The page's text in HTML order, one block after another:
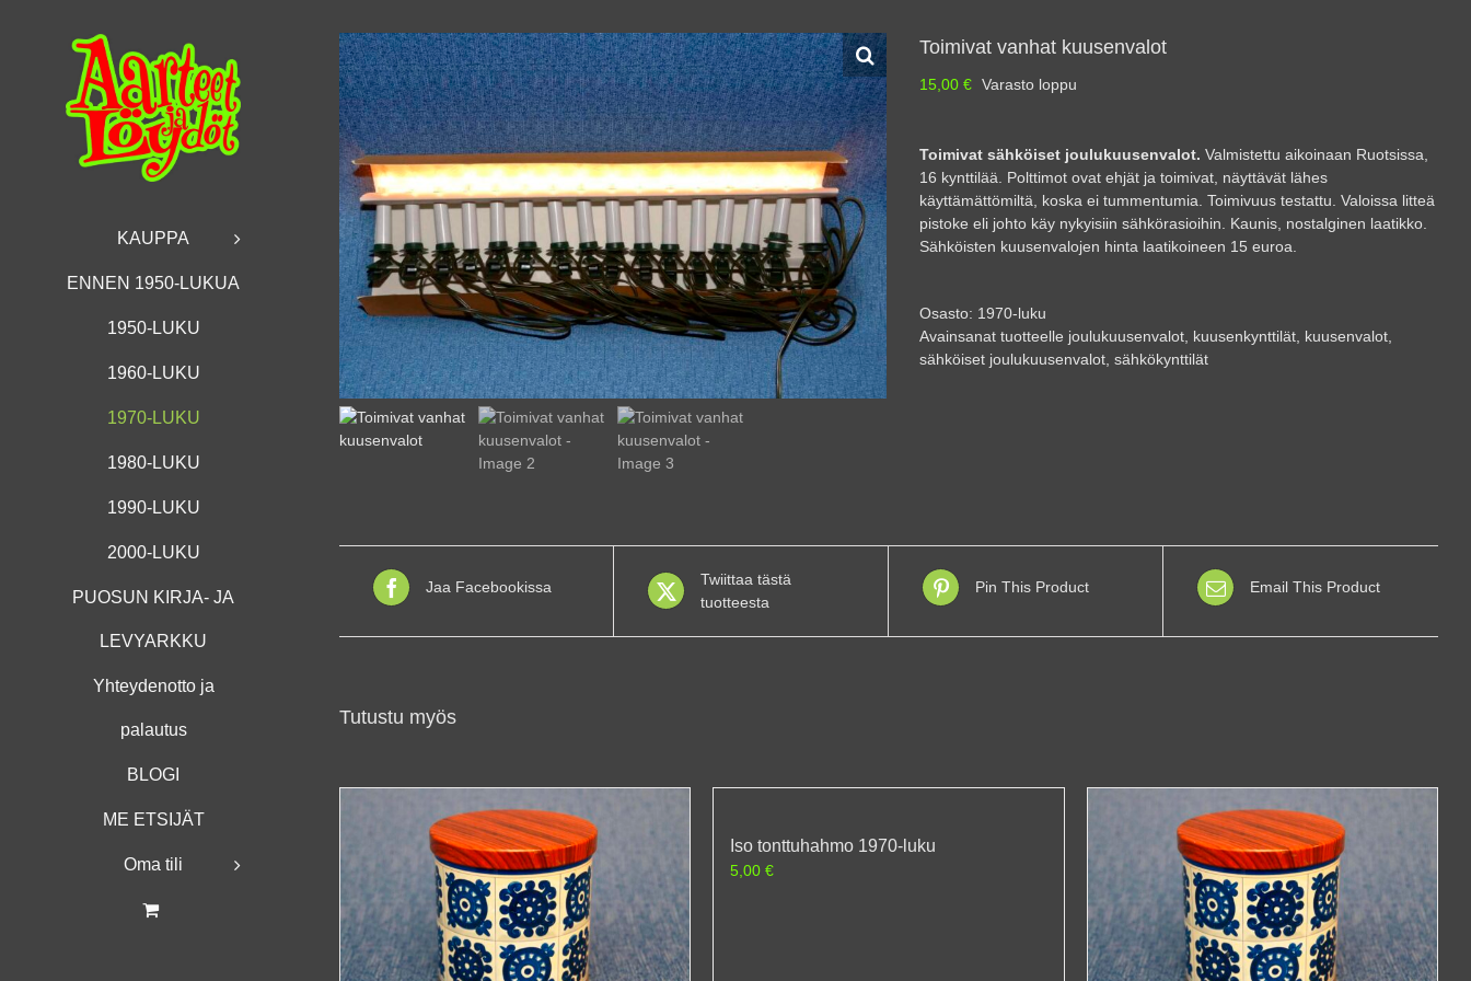
KAUPPA
ENNEN 1950-LUKUA
1950-LUKU
1960-LUKU
1970-LUKU
1980-LUKU
1990-LUKU
2000-LUKU
PUOSUN KIRJA- JA
LEVYARKKU
Yhteydenotto ja
palautus
BLOGI
ME ETSIJÄT
Oma tili
Toimivat vanhat kuusenvalot
15,00 € Varasto loppu
Toimivat sähköiset joulukuusenvalot. Valmistettu aikoinaan Ruotsissa,
16 kynttilää. Polttimot ovat ehjät ja toimivat, näyttävät lähes
käyttämättömiltä, koska ei tummentumia. Toimivuus testattu. Valoissa litteä
pistoke eli johto käy nykyisiin sähkörasioihin. Kaunis, nostalginen laatikko.
Sähköisten kuusenvalojen hinta laatikoineen 15 euroa.
Osasto: 1970-luku
Avainsanat tuotteelle joulukuusenvalot kuusenkynttilät kuusenvalot
sähköiset joulukuusenvalot sähkökynttilät
Jaa Facebookissa
Twiittaa tästä
tuotteesta
Pin This Product Email This Product
Tutustu myös
Iso tonttuhahmo 1970-luku
5,00€